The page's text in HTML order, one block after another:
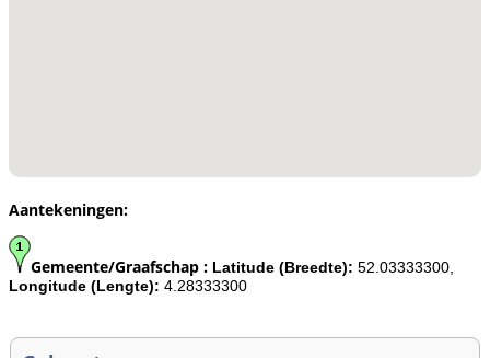
Aantekeningen:
Gemeente/Graafschap : Latitude (Breedte): 52.03333300,
Longitude (Lengte): 4.28333300